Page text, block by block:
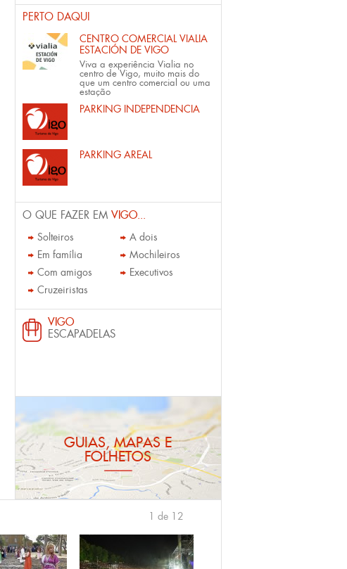
PERTO DAQUI
CENTRO COMERCIAL VIALIA
ESTACIÓN DE VIGO
Viva a experiência Vialia no
centro de Vigo, muito mais do
que um centro comercial ou uma
estação
PARKING INDEPENDENCIA
PARKING AREAL
O QUE FAZER EM VIGO...
Solteiros
A dois
Em família
Mochileiros
Com amigos
Executivos
Cruzeiristas
VIGO
ESCAPADELAS
GUIAS, MAPAS E
FOLHETOS
1 de 12